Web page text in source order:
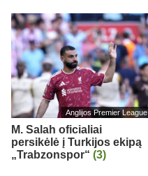
Anglijos Premier League
M. Salah oficialiai
persikėlė į Turkijos ekipą
„Trabzonspor“ (3)